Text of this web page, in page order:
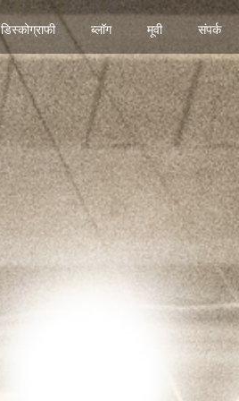
डिस्कोग्राफी ब्लॉग मूवी संपर्क